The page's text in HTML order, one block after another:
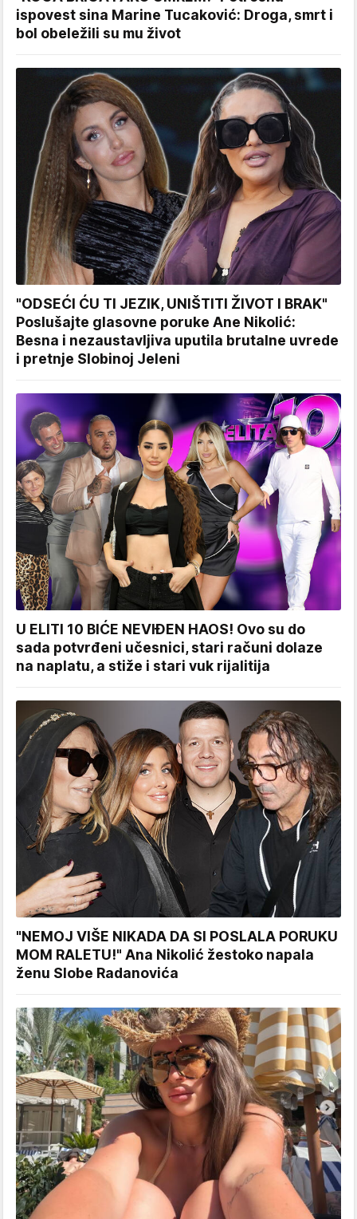
ispovest sina Marine Tucaković: Droga, smrt i
bol obeležili su mu život
"ODSEĆI ĆU TI JEZIK, UNIŠTITI ŽIVOT I BRAK"
Poslušajte glasovne poruke Ane Nikolić:
Besna i nezaustavljiva uputila brutalne uvrede
i pretnje Slobinoj Jeleni
U ELITI 10 BIĆE NEVIĐEN HAOS! Ovo su do
sada potvrđeni učesnici, stari računi dolaze
na naplatu, a stiže i stari vuk rijalitija
"NEMOJ VIŠE NIKADA DA SI POSLALA PORUKU
MOM RALETU!" Ana Nikolić žestoko napala
ženu Slobe Radanovića